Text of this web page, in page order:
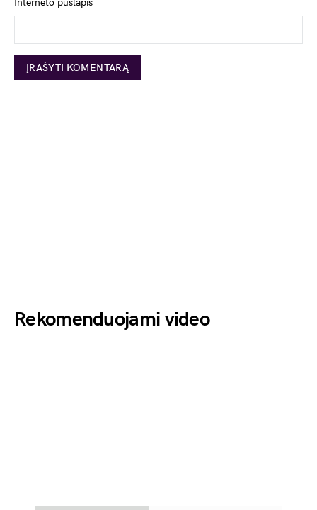
Interneto puslapis
Rekomenduojami video